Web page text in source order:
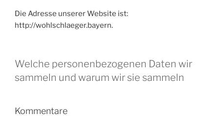
Die Adresse unserer Website ist:
http://wohlschlaeger.bayern.
Welche personenbezogenen Daten wir
sammeln und warum wir sie sammeln
Kommentare